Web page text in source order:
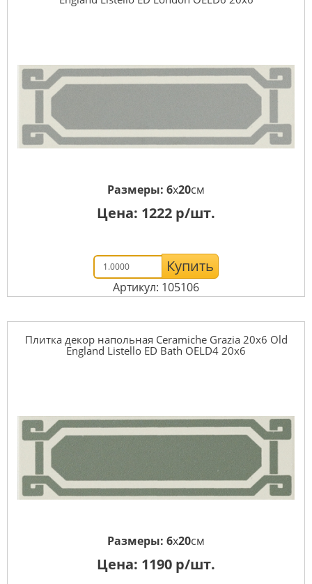
Размеры: 6x20см
Цена: 1222 р/шт.
Купить
Артикул: 105106
Плитка декор напольная Ceramiche Grazia 20x6 Old
England Listello ED Bath OELD4 20x6
Размеры: 6x20см
Цена: 1190 р/шт.